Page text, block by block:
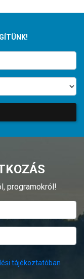
programokról!
tájékoztatóban